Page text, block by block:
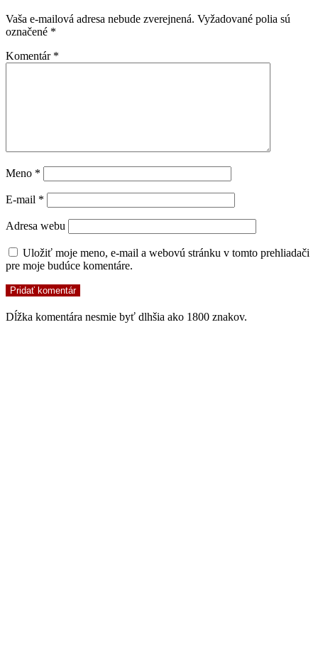
Vaša e-mailová adresa nebude zverejnená. Vyžadované polia sú
označené *
Komentár *
Meno *
E-mail *
Adresa webu
Uložiť moje meno, e-mail a webovú stránku v tomto prehliadači
pre moje budúce komentáre.
Dĺžka komentára nesmie byť dlhšia ako 1800 znakov.